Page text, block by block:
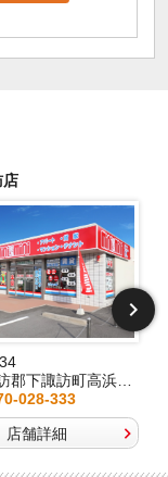
店
下諏訪町高浜6191-3
028-333
店舗詳細